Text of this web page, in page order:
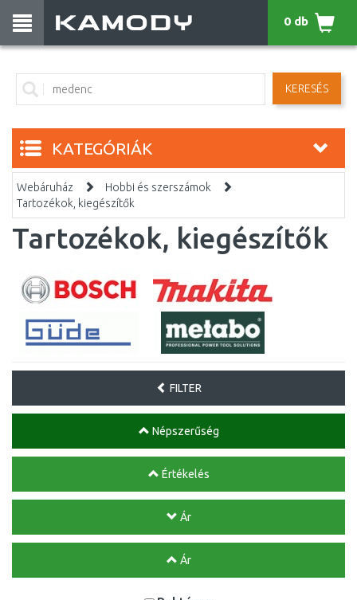
KERESÉS
0 db
KATEGÓRIÁK
Webáruház
Hobbi és szerszámok
Tartozékok, kiegészítők
Tartozékok, kiegészítők
FILTER
Népszerűség
Értékelés
Ár
Ár